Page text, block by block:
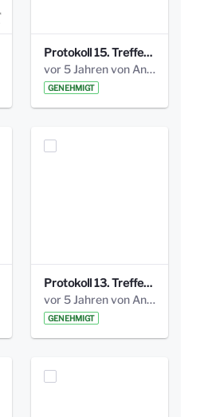
Protokoll 15. Treffen 20161006 AG Bismarckplatz.pdf
vor 5 Jahren von Anni Schlumberger
GENEHMIGT
Protokoll 13. Treffen 20151130 AG Bismarckplatz.pdf
vor 5 Jahren von Anni Schlumberger
GENEHMIGT